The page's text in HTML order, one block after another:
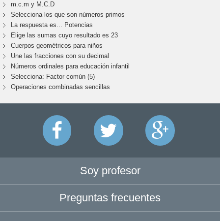
m.c.m y M.C.D
Selecciona los que son números primos
La respuesta es... Potencias
Elige las sumas cuyo resultado es 23
Cuerpos geométricos para niños
Une las fracciones con su decimal
Números ordinales para educación infantil
Selecciona: Factor común (5)
Operaciones combinadas sencillas
Soy profesor
Preguntas frecuentes